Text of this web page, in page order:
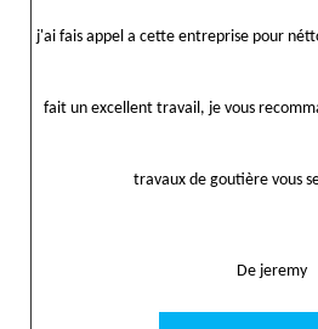
j'ai fais appel a cette entreprise pour
fait un excellent travail, je vous
travaux de goutière vous
De jeremy